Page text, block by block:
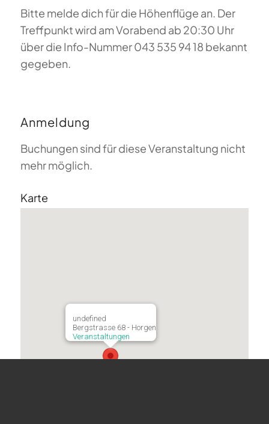
Bitte melde dich für die Höhenflüge an. Der
Treffpunkt wird am Vorabend ab 20:30 Uhr
über die Info-Nummer 043 535 94 18 bekannt
gegeben.
Anmeldung
Buchungen sind für diese Veranstaltung nicht
mehr möglich.
Karte
undefined
Bergstrasse 68 - Horgen
Veranstaltungen